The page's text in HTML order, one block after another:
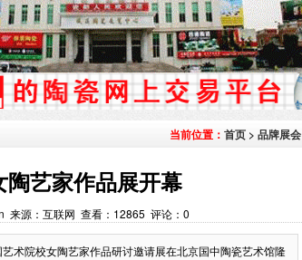
当前位置： 首页 > 品牌展会
艺家作品展开幕
来源：互联网 查看： 12865 评论： 0
术院校女陶艺家作品研讨邀请展在北京国中陶瓷艺术馆隆